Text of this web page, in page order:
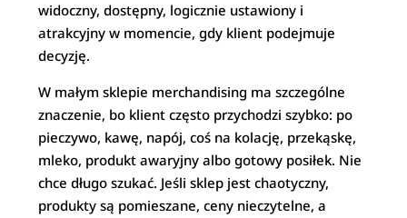
widoczny, dostępny, logicznie ustawiony i
atrakcyjny w momencie, gdy klient podejmuje
decyzję.
W małym sklepie merchandising ma szczególne
znaczenie, bo klient często przychodzi szybko: po
pieczywo, kawę, napój, coś na kolację, przekąskę,
mleko, produkt awaryjny albo gotowy posiłek. Nie
chce długo szukać. Jeśli sklep jest chaotyczny,
produkty są pomieszane, ceny nieczytelne, a